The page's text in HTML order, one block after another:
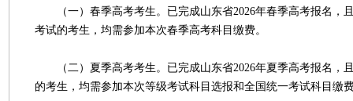
（一）春季高考考生。已完成山东省2026年春季高考报名，
考试的考生，均需参加本次春季高考科目缴费。
（二）夏季高考考生。已完成山东省2026年夏季高考报名，
的考生，均需参加本次等级考试科目选报和全国统一考试科目缴